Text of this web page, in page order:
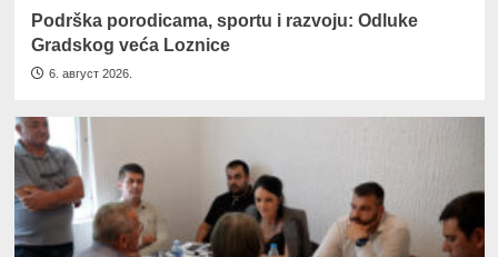
Podrška porodicama, sportu i razvoju: Odluke
Gradskog veća Loznice
6. август 2026.